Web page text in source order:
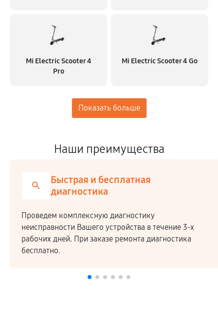
Mi Electric Scooter 4
Pro
Mi Electric Scooter 4 Go
Наши преимущества
Быстрая и бесплатная
диагностика
Проведем комплексную диагностику
неисправности Вашего устройства в течение 3-х
рабочих дней. При заказе ремонта диагностика
бесплатно.